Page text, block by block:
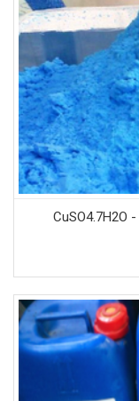
CuSO4.7H2O